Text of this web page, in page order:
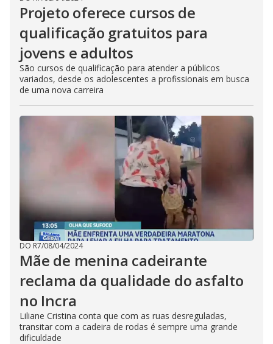
Projeto oferece cursos de
qualificação gratuitos para
jovens e adultos
São cursos de qualificação para atender a públicos
variados, desde os adolescentes a profissionais em busca
de uma nova carreira
DO R7/08/04/2024
Mãe de menina cadeirante
reclama da qualidade do asfalto
no Incra
Liliane Cristina conta que com as ruas desreguladas,
transitar com a cadeira de rodas é sempre uma grande
dificuldade